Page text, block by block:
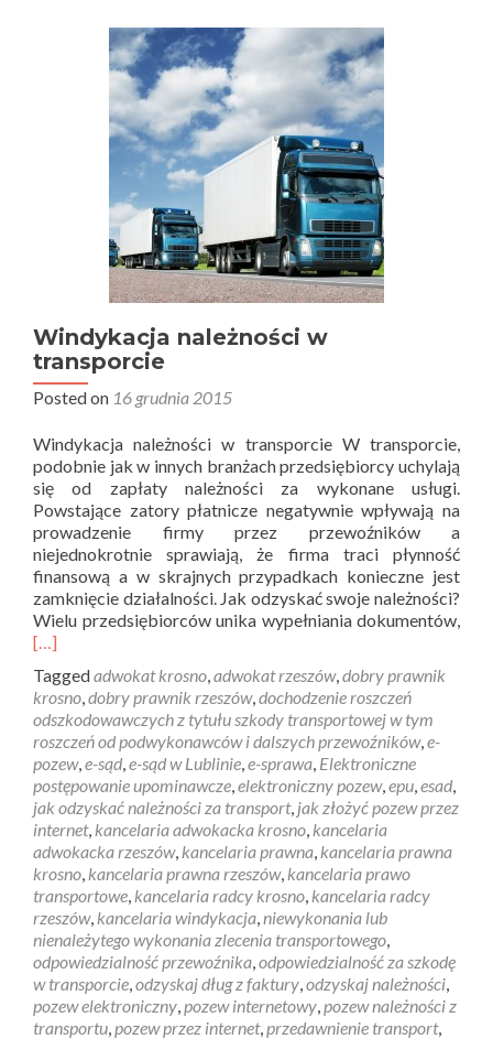
Windykacja należności w
transporcie
Posted on 16 grudnia 2015
Windykacja należności w transporcie W transporcie,
podobnie jak w innych branżach przedsiębiorcy uchylają
się od zapłaty należności za wykonane usługi.
Powstające zatory płatnicze negatywnie wpływają na
prowadzenie firmy przez przewoźników a
niejednokrotnie sprawiają, że firma traci płynność
finansową a w skrajnych przypadkach konieczne jest
zamknięcie działalności. Jak odzyskać swoje należności?
Wielu przedsiębiorców unika wypełniania dokumentów,
[…]
Taggedadwokat krosno,adwokat rzeszów,dobry prawnik
krosno,dobry prawnik rzeszów,dochodzenie roszczeń
odszkodowawczych z tytułu szkody transportowej w tym
roszczeń od podwykonawców i dalszych przewoźników,e-
pozew,e-sąd,e-sąd w Lublinie,e-sprawa, Elektroniczne
postępowanie upominawcze,elektroniczny pozew,epu,esad,
jak odzyskać należności za transport, jak złożyć pozew przez
internet, kancelaria adwokacka krosno, kancelaria
adwokacka rzeszów, kancelaria prawna, kancelaria prawna
krosno, kancelaria prawna rzeszów, kancelaria prawo
transportowe, kancelaria radcy krosno, kancelaria radcy
rzeszów, kancelaria windykacja,niewykonania lub
nienależytego wykonania zlecenia transportowego,
odpowiedzialność przewoźnika,odpowiedzialność za szkodę
w transporcie,odzyskaj dług z faktury,odzyskaj należności,
pozew elektroniczny,pozew internetowy,pozew należności z
transportu,pozew przez internet,przedawnienie transport,